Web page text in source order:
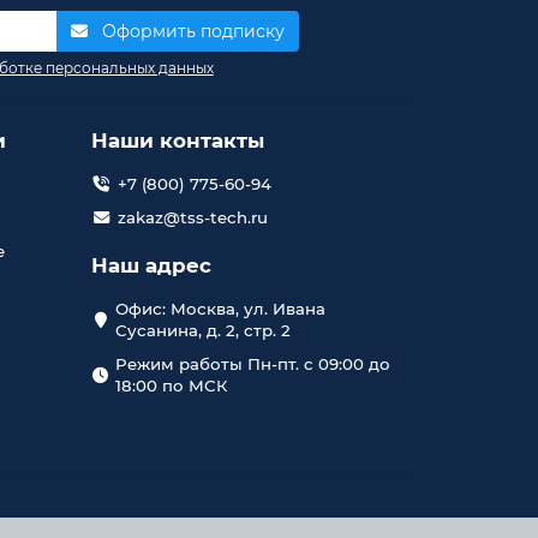
Оформить подписку
персональных данных
Наши контакты
+7 (800) 775-60-94
zakaz@tss-tech.ru
Наш адрес
Офис: Москва, ул. Ивана
Сусанина, д. 2, стр. 2
Режим работы Пн-пт. с 09:00 до
18:00 по МСК